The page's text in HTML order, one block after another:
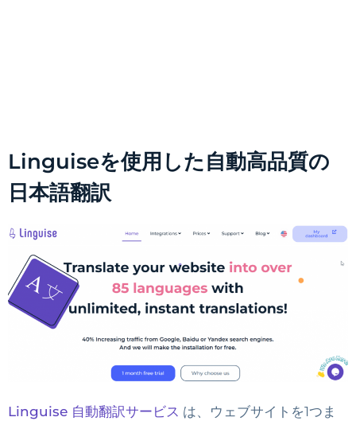
Linguiseを使用した自動高品質の
日本語翻訳
Linguise 自動翻訳サービス は、ウェブサイトを1つま